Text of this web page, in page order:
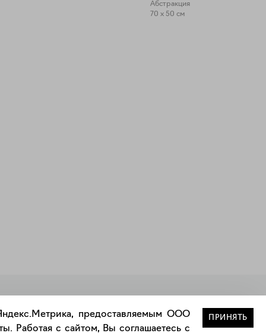
Абстракция
70 x 50 см
предоставляемым ООО
Работая с сайтом, Вы соглашаетесь с
ПРИНЯТЬ